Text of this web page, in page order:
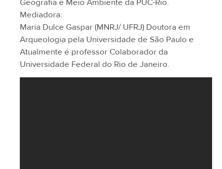
Mediadora:
Maria Dulce Gaspar (MNRJ/ UFRJ) Doutora em
Arqueologia pela Universidade de São Paulo e
Atualmente é professor Colaborador da
Universidade Federal do Rio de Janeiro.